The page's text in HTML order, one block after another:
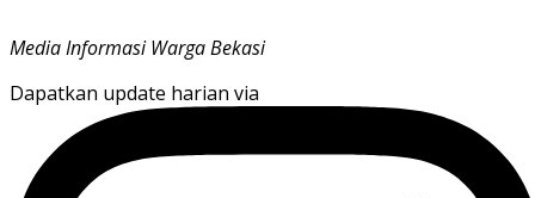
Media Informasi Warga Bekasi
Dapatkan update harian via